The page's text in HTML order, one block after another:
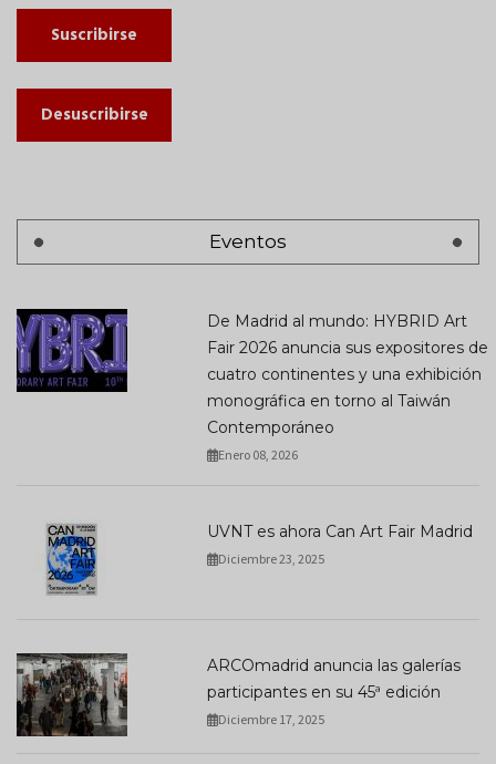
Suscribirse
Desuscribirse
Eventos
De Madrid al mundo: HYBRID Art
Fair 2026 anuncia sus expositores de
cuatro continentes y una exhibición
monográfica en torno al Taiwán
Contemporáneo
Enero 08, 2026
UVNT es ahora Can Art Fair Madrid
Diciembre 23, 2025
ARCOmadrid anuncia las galerías
participantes en su 45ª edición
Diciembre 17, 2025